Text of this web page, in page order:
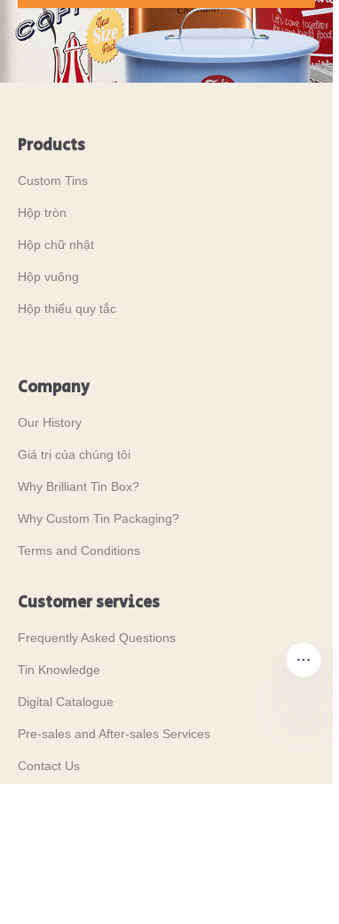
Products
Custom Tins
Hộp tròn
Hộp chữ nhật
Hộp vuông
Hộp thiếu quy tắc
Company
Our History
Giá trị của chúng tôi
Why Brilliant Tin Box?
Why Custom Tin Packaging?
Terms and Conditions
Customer services
Frequently Asked Questions
Tin Knowledge
Digital Catalogue
Pre-sales and After-sales Services
Contact Us